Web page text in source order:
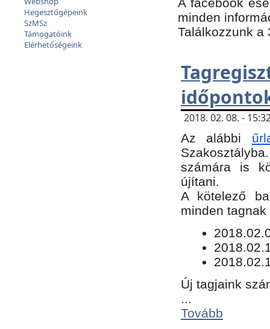
Hegesztőgépeink
SzMSz
Támogatóink
Elérhetőségeink
minden
Találkozzunk a
2018. 02. 08. -
Az alábbi
számára is
újítani.
​A kötelező
minden
Új tagjaink
Tovább